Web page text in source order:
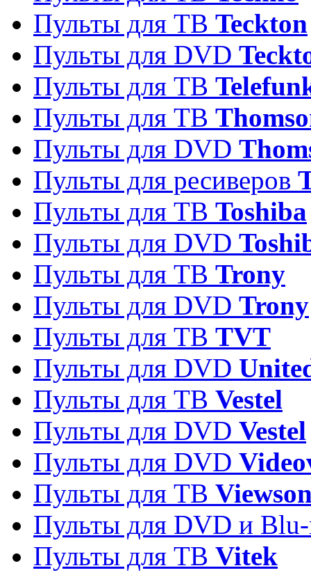
Пульты для ТВ Teckton
Пульты для DVD
Пульты для ТВ
Пульты для ТВ
Пульты для DVD
Пульты для ресиверов
Пульты для ТВ Toshiba
Пульты для DVD
Пульты для ТВ Trony
Пульты для DVD Trony
Пульты для ТВ TVT
Пульты для DVD
Пульты для ТВ Vestel
Пульты для DVD Vestel
Пульты для DVD
Пульты для ТВ
Пульты для DVD и
Пульты для ТВ Vitek